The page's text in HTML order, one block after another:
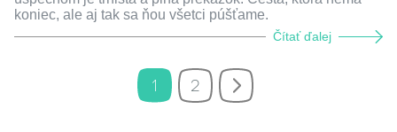
koniec, ale aj tak sa ňou všetci púšťame.
Čítať ďalej
1 2